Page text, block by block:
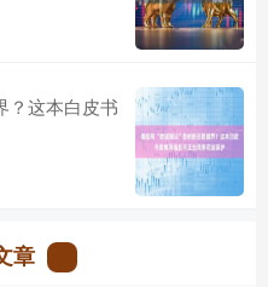
？这本白皮书
章